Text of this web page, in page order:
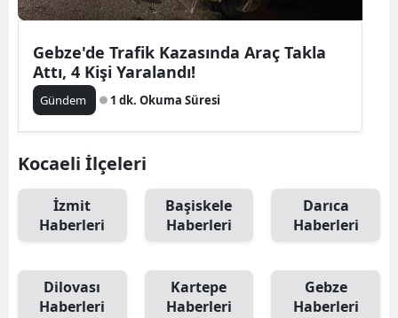
Gebze'de Trafik Kazasında Araç Takla
Attı, 4 Kişi Yaralandı!
Gündem 1 dk. Okuma Süresi
Kocaeli İlçeleri
İzmit
Haberleri
Başiskele
Haberleri
Darıca
Haberleri
Dilovası
Haberleri
Kartepe
Haberleri
Gebze
Haberleri